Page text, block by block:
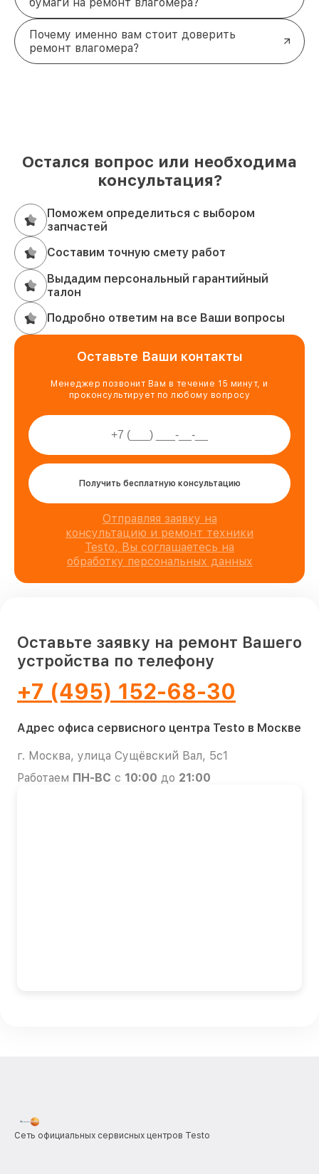
Почему именно вам стоит доверить
ремонт влагомера?
Остался вопрос или необходима
консультация?
Поможем определиться с выбором
запчастей
Составим точную смету работ
Выдадим персональный гарантийный
талон
Подробно ответим на все Ваши вопросы
Оставьте Ваши контакты
Менеджер позвонит Вам в течение 15 минут, и
проконсультирует по любому вопросу
Получить бесплатную консультацию
Отправляя заявку на
консультацию и ремонт техники
Testo, Вы соглашаетесь на
обработку персональных данных
Оставьте заявку на ремонт Вашего
устройства по телефону
+7 (495) 152-68-30
Адрес офиса сервисного центра Testo в Москве
г. Москва, улица Сущёвский Вал, 5с1
Работаем ПН-ВС с 10:00 до 21:00
Сеть официальных сервисных центров Testo